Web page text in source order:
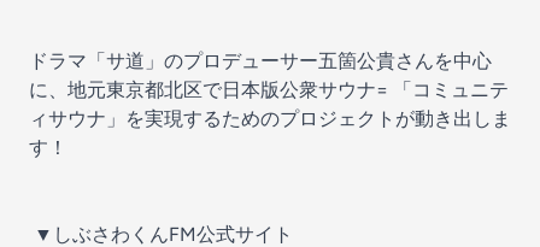
ドラマ「サ道」のプロデューサー五箇公貴さんを中心
に、地元東京都北区で日本版公衆サウナ= 「コミュニテ
ィサウナ」を実現するためのプロジェクトが動き出しま
す！
▼しぶさわくんFM公式サイト